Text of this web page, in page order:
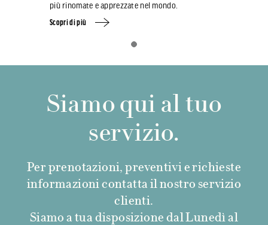
più rinomate e apprezzate nel mondo.
Scopri di più
Siamo qui al tuo
servizio.
Per prenotazioni, preventivi e richieste
informazioni contatta il nostro servizio
clienti.
Siamo a tua disposizione dal Lunedì al